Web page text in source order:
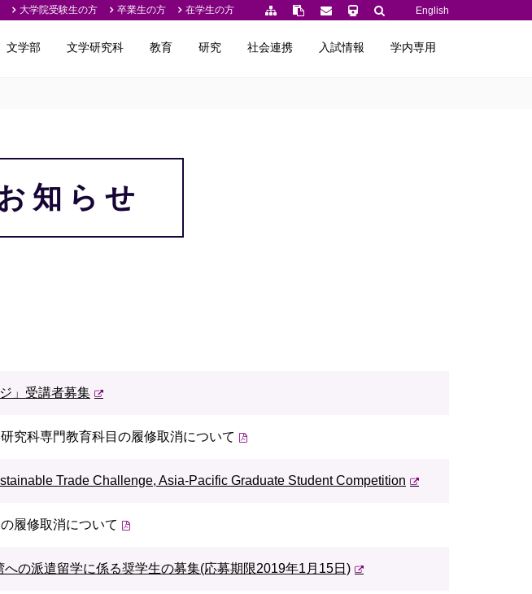
大学院受験生の方 卒業生の方 在学生の方 English
文学部 文学研究科 教育 研究 社会連携 入試情報 学内専用
知らせ
」受講者募集
究科専門教育科目の履修取消について
Trade Challenge, Asia-Pacific Graduate Student Competition
履修取消について
の派遣留学に係る奨学生の募集(応募期限2019年1月15日)